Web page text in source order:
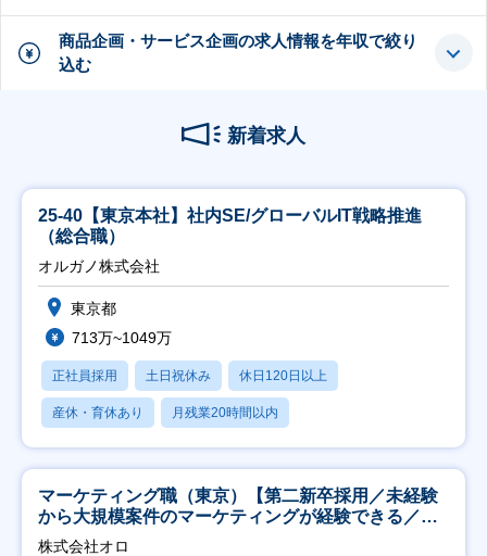
商品企画・サービス企画の求人情報を年収で絞り
込む
新着求人
25-40【東京本社】社内SE/グローバルIT戦略推進
（総合職）
オルガノ株式会社
東京都
713万~1049万
正社員採用 土日祝休み 休日120日以上
産休・育休あり 月残業20時間以内
マーケティング職（東京）【第二新卒採用／未経験
から大規模案件のマーケティングが経験できる／研
修充実】
株式会社オロ